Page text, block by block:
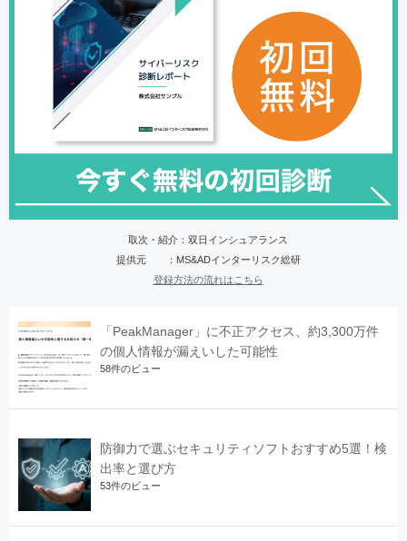
取次・紹介：双日インシュアランス
提供元 ：MS&ADインターリスク総研
登録方法の流れはこちら
「PeakManager」に不正アクセス、約3,300万件
の個人情報が漏えいした可能性
58件のビュー
防御力で選ぶセキュリティソフトおすすめ5選！検
出率と選び方
53件のビュー